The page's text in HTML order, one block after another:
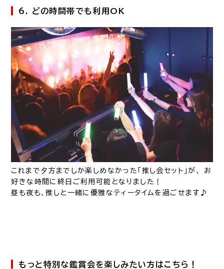
6. どの時間帯でも利用OK
これまで夕方までしか楽しめなかった「推し会セット」が、 お
好きな時間に終日ご利用可能となりました！
昼も夜も、推しと一緒に優雅なティータイムを過ごせます♪
もっと特別な鑑賞会を楽しみたい方はこちら！